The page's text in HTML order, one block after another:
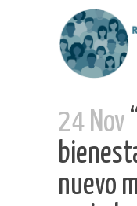
24 Nov
nuevo